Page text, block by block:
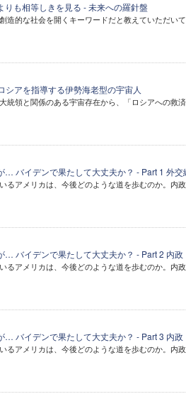
りも相等しきを見る - 未来への羅針盤
造的な社会を開くキーワードだと教えていただいて
シアを指導する伊勢海老型の宇宙人
統領と関係のある宇宙存在から、「ロシアへの救済
… バイデンで果たして大丈夫か？ - Part 1 外交
るアメリカは、今後どのような道を歩むのか。内
… バイデンで果たして大丈夫か？ - Part 2 内政
るアメリカは、今後どのような道を歩むのか。内
… バイデンで果たして大丈夫か？ - Part 3 内政
るアメリカは、今後どのような道を歩むのか。内